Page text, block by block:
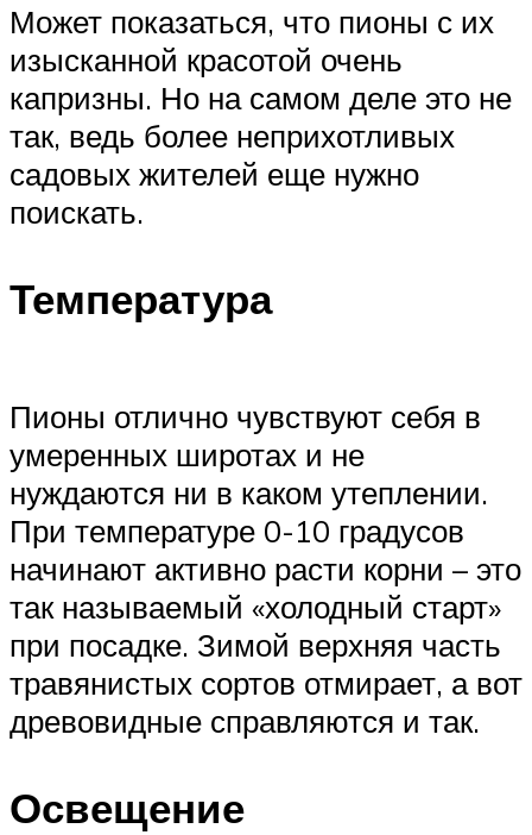
Может показаться, что пионы с их
изысканной красотой очень
капризны. Но на самом деле это не
так, ведь более неприхотливых
садовых жителей еще нужно
поискать.
Температура
Пионы отлично чувствуют себя в
умеренных широтах и не
нуждаются ни в каком утеплении.
При температуре 0-10 градусов
начинают активно расти корни – это
так называемый «холодный старт»
при посадке. Зимой верхняя часть
травянистых сортов отмирает, а вот
древовидные справляются и так.
Освещение